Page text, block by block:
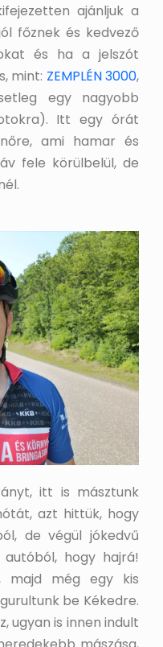
ajánljuk a
főznek és kedvező
és ha a jelszót
mint: ZEMPLÉN 3000,
egy nagyobb
Itt egy órát
ami hamar és
fele körülbelül, de
itt is másztunk
azt hittük, hogy
de végül jókedvű
hogy hajrá!
majd még egy kis
be Kékedre.
ugyan is innen indult